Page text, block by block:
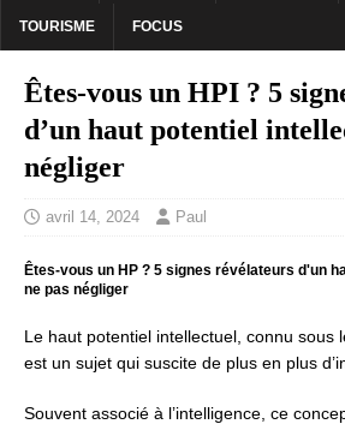
TOURISME FOCUS
Êtes-vous un HPI ? 5
d’un haut potentiel
négliger
avril 14, 2024 Paul
Êtes-vous un HP ? 5 signes révélateurs d'un
ne pas négliger
Le haut potentiel intellectuel, connu sous
est un sujet qui suscite de plus en plus
Souvent associé à l’intelligence, ce